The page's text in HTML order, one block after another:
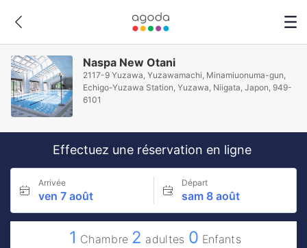
Naspa New Otani
2117-9 Yuzawa, Yuzawamachi, Minamiuonuma-gun,
Echigo-Yuzawa Station, Yuzawa, Niigata, Japon, 949-
6101
Effectuez une réservation en ligne
Arrivée
ven 7 août
Départ
sam 8 août
1 Chambre 2 adultes 0 Enfants